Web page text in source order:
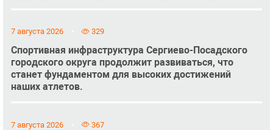
7 августа 2026 329
Спортивная инфраструктура Сергиево-Посадского
городского округа продолжит развиваться, что
станет фундаментом для высоких достижений
наших атлетов.
7 августа 2026 367